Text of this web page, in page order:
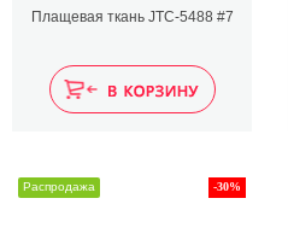
Плащевая ткань JTC-5488 #7
-30%
Распродажа